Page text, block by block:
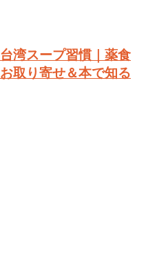
湾スープ習慣｜薬食
取り寄せ＆本で知る